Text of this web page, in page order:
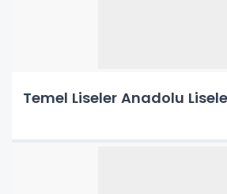
Temel Liseler Anadolu